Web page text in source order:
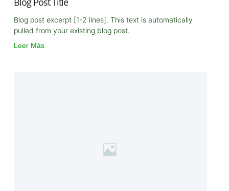
Blog post excerpt [1-2 lines]. This text is automatically
pulled from your existing blog post.
Leer Más